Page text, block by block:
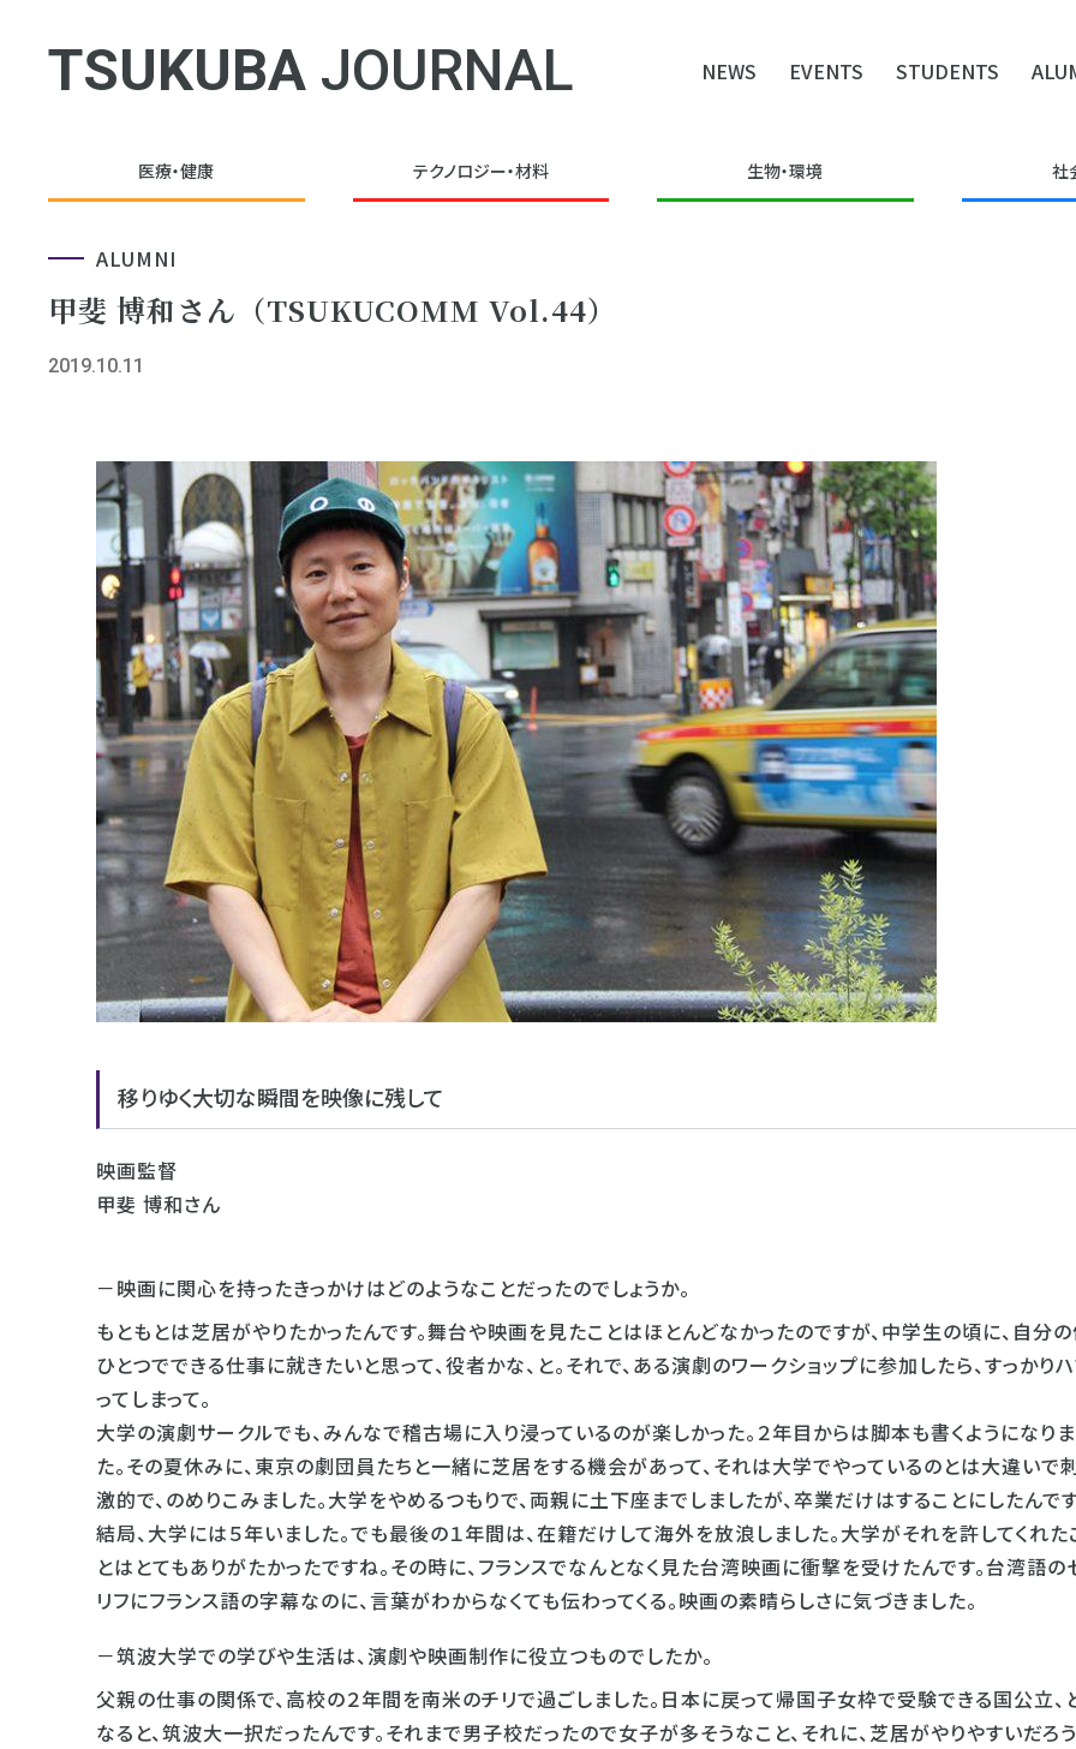
TSUKUBA JOURNAL NEWS EVENTS STUDENTS
医療・健康 テクノロジー・材料 生物・環境 社
ALUMNI
甲斐 博和さん（TSUKUCOMM Vol.44）
2019.10.11
移りゆく大切な瞬間を映像に残して
映画監督
甲斐 博和さん
－映画に関心を持ったきっかけはどのようなことだったのでしょうか。
もともとは芝居がやりたかったんです。舞台や映画を見たことはほとんどなかったのですが、中学生の頃に、自分
ひとつでできる仕事に就きたいと思って、役者かな、と。それで、ある演劇のワークショップに参加したら、すっかり
ってしまって。
大学の演劇サークルでも、みんなで稽古場に入り浸っているのが楽しかった。２年目からは脚本も書くようになり
た。その夏休みに、東京の劇団員たちと一緒に芝居をする機会があって、それは大学でやっているのとは大違いで
激的で、のめりこみました。大学をやめるつもりで、両親に土下座までしましたが、卒業だけはすることにしたんです
結局、大学には５年いました。でも最後の１年間は、在籍だけして海外を放浪しました。大学がそれを許してくれた
とはとてもありがたかったですね。その時に、フランスでなんとなく見た台湾映画に衝撃を受けたんです。台湾語の
リフにフランス語の字幕なのに、言葉がわからなくても伝わってくる。映画の素晴らしさに気づきました。
－筑波大学での学びや生活は、演劇や映画制作に役立つものでしたか。
父親の仕事の関係で、高校の２年間を南米のチリで過ごしました。日本に戻って帰国子女枠で受験できる国公立、
なると、筑波大一択だったんです。それまで男子校だったので女子が多そうなこと、それに、芝居がやりやすいだろ